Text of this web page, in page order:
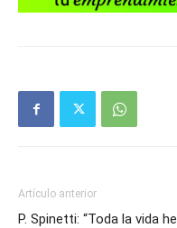
Artículo anterior
P. Spinetti: “Toda la vida he